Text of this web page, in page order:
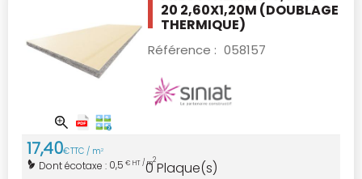
20 2,60X1,20M (DOUBLAGE
THERMIQUE)
Référence : 058157
17,40€TTC / m2
Dont écotaxe : 0,5 € HT / m2
0Plaque(s)